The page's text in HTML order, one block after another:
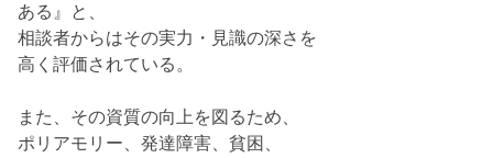
ある』と、
相談者からはその実力・見識の深さを
高く評価されている。
また、その資質の向上を図るため、
ポリアモリー、発達障害、貧困、